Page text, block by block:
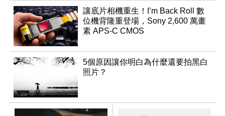
讓底片相機重生！I’m Back Roll 數
位機背隆重登場，Sony 2,600 萬畫
素 APS-C CMOS
5個原因讓你明白為什麼還要拍黑白
照片？